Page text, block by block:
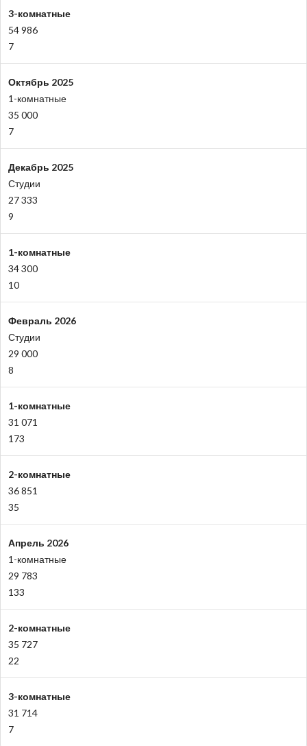
3-комнатные
54 986
7
Октябрь 2025
1-комнатные
35 000
7
Декабрь 2025
Студии
27 333
9
1-комнатные
34 300
10
Февраль 2026
Студии
29 000
8
1-комнатные
31 071
173
2-комнатные
36 851
35
Апрель 2026
1-комнатные
29 783
133
2-комнатные
35 727
22
3-комнатные
31 714
7